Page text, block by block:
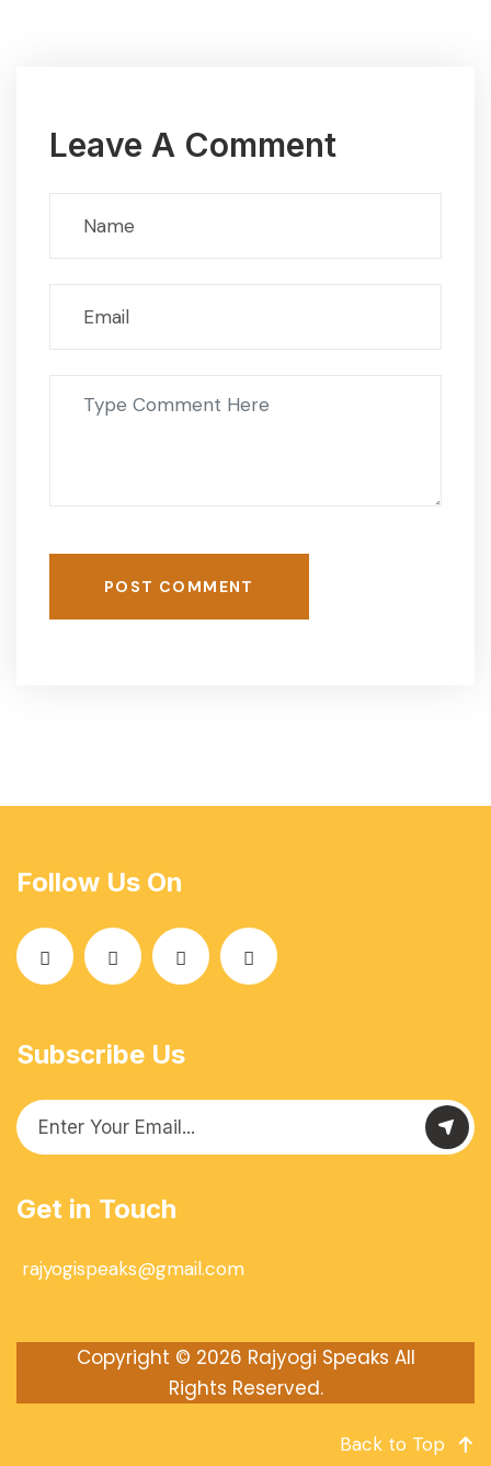
Leave A Comment
POST COMMENT
Follow Us On
Subscribe Us
Get in Touch
rajyogispeaks@gmail.com
Copyright © 2026 Rajyogi Speaks All
Rights Reserved.
Back to Top